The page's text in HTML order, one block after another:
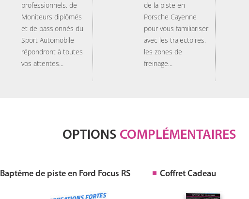
professionnels, de
Moniteurs diplômés
et de passionnés du
Sport Automobile
répondront à toutes
vos attentes...
de la piste en
Porsche Cayenne
pour vous familiariser
avec les trajectoires,
les zones de
freinage...
OPTIONS COMPLÉMENTAIRES
Baptême de piste en Ford Focus RS Coffret Cadeau